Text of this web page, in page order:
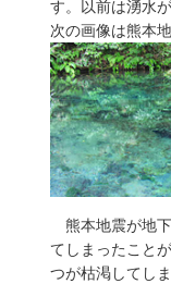
す。以前は湧水
次の画像は熊本
熊本地震が地
てしまったこと
つが枯渇してし